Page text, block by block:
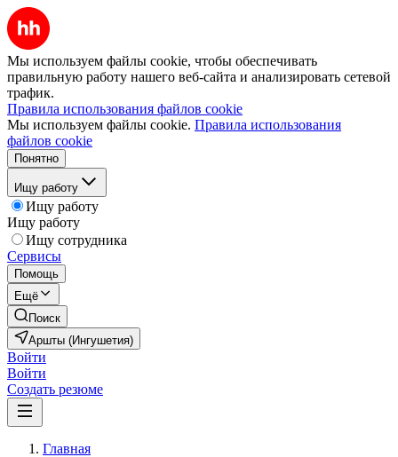
Мы используем файлы cookie, чтобы обеспечивать
правильную работу нашего веб-сайта и анализировать сетевой
трафик.
Правила использования файлов cookie
Мы используем файлы cookie. Правила использования
файлов cookie
Понятно
Ищу работу
Ищу работу
Ищу работу
Ищу сотрудника
Сервисы
Помощь
Ещё
Поиск
Аршты (Ингушетия)
Войти
Войти
Создать резюме
Главная